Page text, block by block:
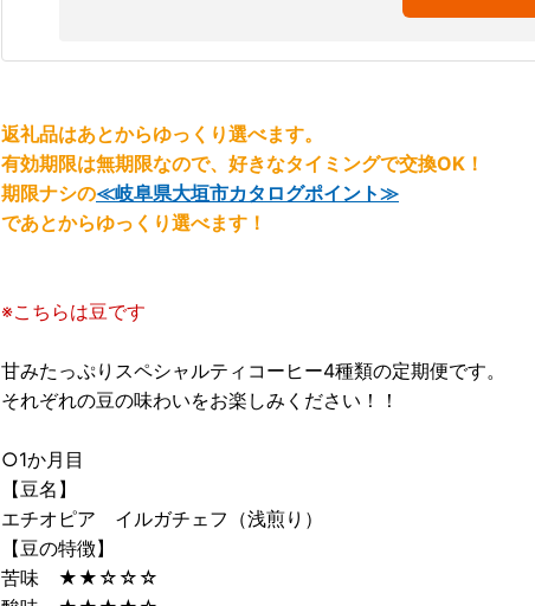
返礼品はあとからゆっくり選べます。
有効期限は無期限なので、好きなタイミングで交換OK！
期限ナシの≪岐阜県大垣市カタログポイント≫
であとからゆっくり選べます！
※こちらは豆です
甘みたっぷりスペシャルティコーヒー4種類の定期便です。
それぞれの豆の味わいをお楽しみください！！
○1か月目
【豆名】
エチオピア イルガチェフ（浅煎り）
【豆の特徴】
苦味 ★★☆☆☆